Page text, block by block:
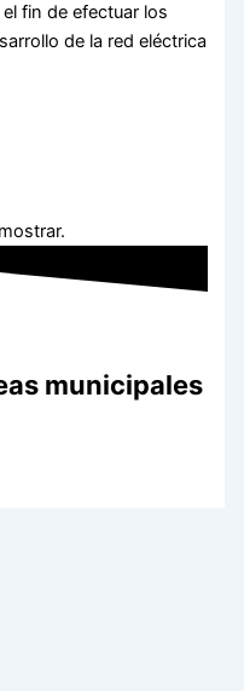
fin de efectuar los
de la red eléctrica
municipales